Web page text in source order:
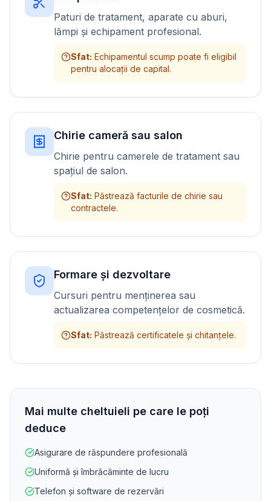
Paturi de tratament, aparate cu aburi,
lămpi și echipament profesional.
Sfat: Echipamentul scump poate fi eligibil
pentru alocații de capital.
Chirie cameră sau salon
Chirie pentru camerele de tratament sau
spațiul de salon.
Sfat: Păstrează facturile de chirie sau
contractele.
Formare și dezvoltare
Cursuri pentru menținerea sau
actualizarea competențelor de cosmetică.
Sfat: Păstrează certificatele și chitanțele.
Mai multe cheltuieli pe care le poți
deduce
Asigurare de răspundere profesională
Uniformă și îmbrăcăminte de lucru
Telefon și software de rezervări